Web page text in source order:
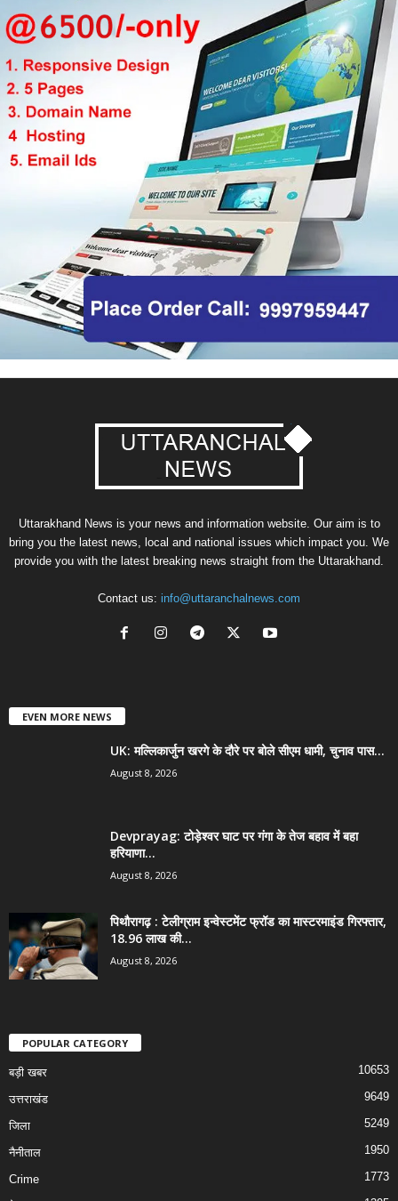
Uttarakhand News is your news and information website. Our aim is to
bring you the latest news, local and national issues which impact you. We
provide you with the latest breaking news straight from the Uttarakhand.
Contact us: info@uttaranchalnews.com
EVEN MORE NEWS
UK: मल्लिकार्जुन खरगे के दौरे पर बोले सीएम धामी, चुनाव पास...
August 8, 2026
Devprayag: टोड़ेश्वर घाट पर गंगा के तेज बहाव में बहा
हरियाणा...
August 8, 2026
पिथौरागढ़ : टेलीग्राम इन्वेस्टमेंट फ्रॉड का मास्टरमाइंड गिरफ्तार,
18.96 लाख की...
August 8, 2026
POPULAR CATEGORY
बड़ी खबर 10653
उत्तराखंड 9649
जिला 5249
नैनीताल 1950
Crime 1773